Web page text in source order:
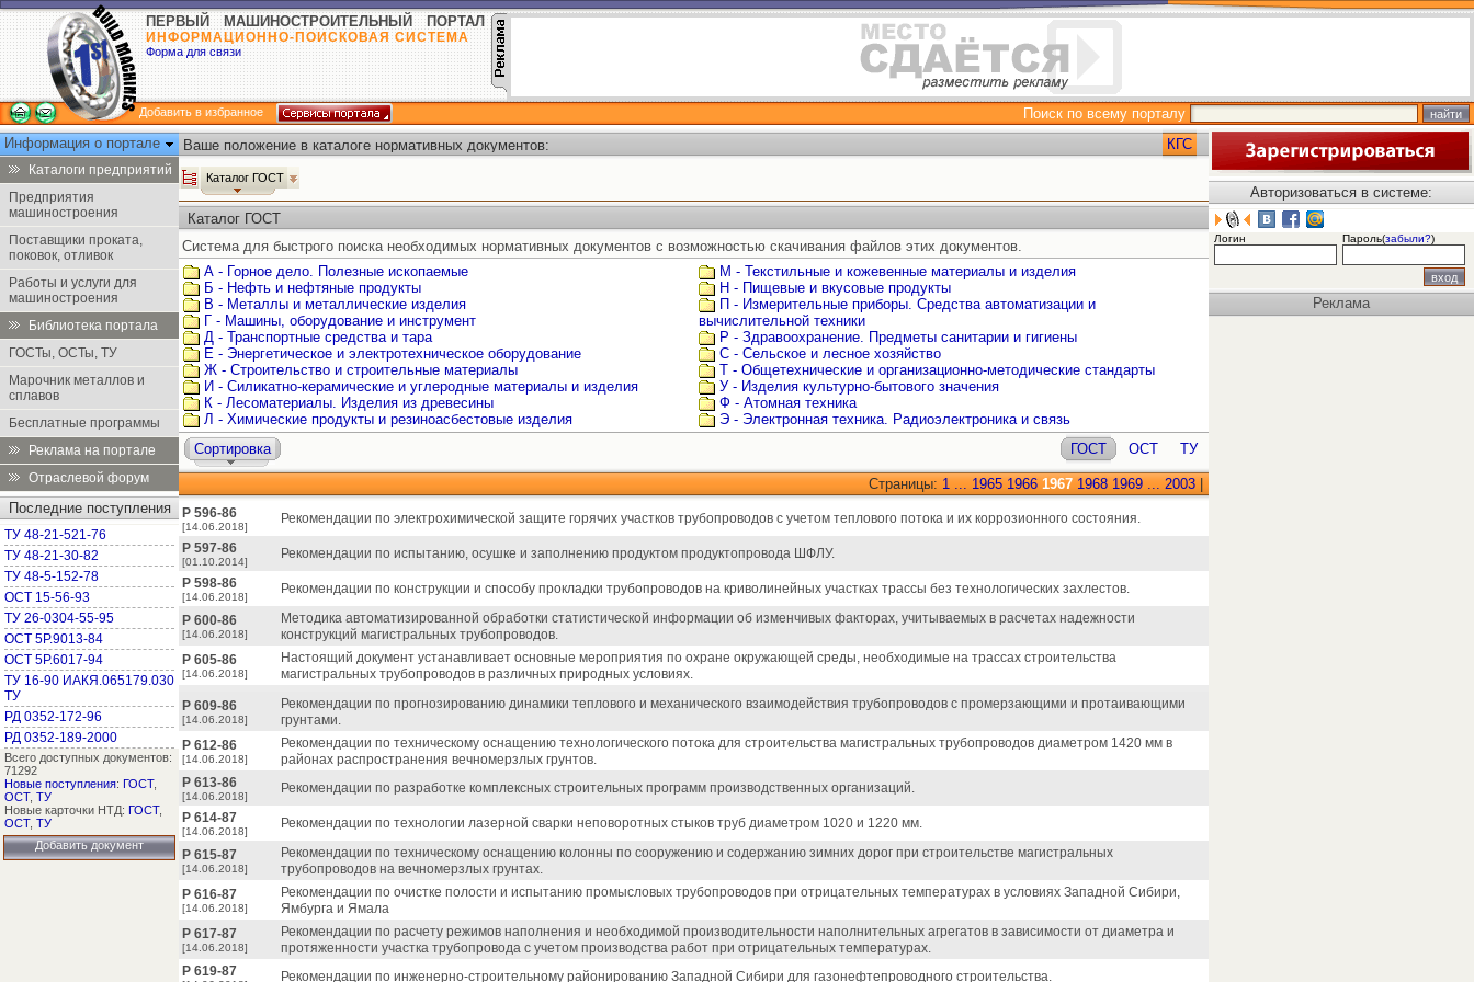
ПЕРВЫЙ МАШИНОСТРОИТЕЛЬНЫЙ ПОРТАЛ
ИНФОРМАЦИОННО-ПОИСКОВАЯ СИСТЕМА
Форма для связи
Добавить в избранное
Поиск по всему порталу
Информация о портале
Каталоги предприятий
Предприятия
машиностроения
Поставщики проката,
поковок, отливок
Работы и услуги для
машиностроения
Библиотека портала
ГОСТы, ОСТы, ТУ
Марочник металлов и
сплавов
Бесплатные программы
Реклама на портале
Отраслевой форум
Последние поступления
ТУ 48-21-521-76
ТУ 48-21-30-82
ТУ 48-5-152-78
ОСТ 15-56-93
ТУ 26-0304-55-95
ОСТ 5Р.9013-84
ОСТ 5Р.6017-94
ТУ 16-90 ИАКЯ.065179.030
ТУ
РД 0352-172-96
РД 0352-189-2000
Всего доступных документов:
71292
Новые поступления: ГОСТ,
ОСТ, ТУ
Новые карточки НТД: ГОСТ,
ОСТ, ТУ
Добавить документ
Ваше положение в каталоге нормативных документов: КГС
Каталог ГОСТ
Каталог ГОСТ
Система для быстрого поиска необходимых нормативных документов с возможностью скачивания файлов этих документов.
А - Горное дело. Полезные ископаемые
Б - Нефть и нефтяные продукты
В - Металлы и металлические изделия
Г - Машины, оборудование и инструмент
Д - Транспортные средства и тара
Е - Энергетическое и электротехническое оборудование
Ж - Строительство и строительные материалы
И - Силикатно-керамические и углеродные материалы и изделия
К - Лесоматериалы. Изделия из древесины
Л - Химические продукты и резиноасбестовые изделия
М - Текстильные и кожевенные материалы и изделия
Н - Пищевые и вкусовые продукты
П - Измерительные приборы. Средства автоматизации и
вычислительной техники
Р - Здравоохранение. Предметы санитарии и гигиены
С - Сельское и лесное хозяйство
Т - Общетехнические и организационно-методические стандарты
У - Изделия культурно-бытового значения
Ф - Атомная техника
Э - Электронная техника. Радиоэлектроника и связь
Сортировка
ГОСТ ОСТ ТУ
Страницы: 1 ... 1965 1966 1967 1968 1969 ... 2003
Р 596-86
[14.06.2018]
Рекомендации по электрохимической защите горячих участков трубопроводов с учетом теплового потока и их коррозионного состояния.
Р 597-86
[01.10.2014]
Рекомендации по испытанию, осушке и заполнению продуктом продуктопровода ШФЛУ.
Р 598-86
[14.06.2018]
Рекомендации по конструкции и способу прокладки трубопроводов на криволинейных участках трассы без технологических захлестов.
Р 600-86
[14.06.2018]
Методика автоматизированной обработки статистической информации об изменчивых факторах, учитываемых в расчетах надежности
конструкций магистральных трубопроводов.
Р 605-86
[14.06.2018]
Настоящий документ устанавливает основные мероприятия по охране окружающей среды, необходимые на трассах строительства
магистральных трубопроводов в различных природных условиях.
Р 609-86
[14.06.2018]
Рекомендации по прогнозированию динамики теплового и механического взаимодействия трубопроводов с промерзающими и протаивающими
грунтами.
Р 612-86
[14.06.2018]
Рекомендации по техническому оснащению технологического потока для строительства магистральных трубопроводов диаметром 1420 мм в
районах распространения вечномерзлых грунтов.
Р 613-86
[14.06.2018]
Рекомендации по разработке комплексных строительных программ производственных организаций.
Р 614-87
[14.06.2018]
Рекомендации по технологии лазерной сварки неповоротных стыков труб диаметром 1020 и 1220 мм.
Р 615-87
[14.06.2018]
Рекомендации по техническому оснащению колонны по сооружению и содержанию зимних дорог при строительстве магистральных
трубопроводов на вечномерзлых грунтах.
Р 616-87
[14.06.2018]
Рекомендации по очистке полости и испытанию промысловых трубопроводов при отрицательных температурах в условиях Западной Сибири,
Ямбурга и Ямала
Р 617-87
[14.06.2018]
Рекомендации по расчету режимов наполнения и необходимой производительности наполнительных агрегатов в зависимости от диаметра и
протяженности участка трубопровода с учетом производства работ при отрицательных температурах.
Р 619-87
Рекомендации по инженерно-строительному районированию Западной Сибири для газонефтепроводного строительства.
Авторизоваться в системе:
Логин Пароль(забыли?)
Реклама